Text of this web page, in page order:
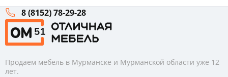
8 (8152) 78-29-28
Продаем мебель в Мурманске и Мурманской области уже 12
лет.